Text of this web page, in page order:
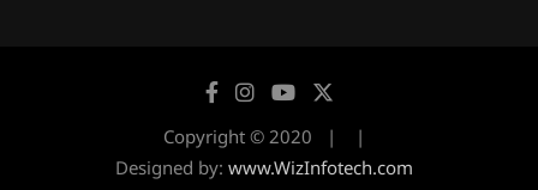
Copyright © 2020
Designed by: www.WizInfotech.com